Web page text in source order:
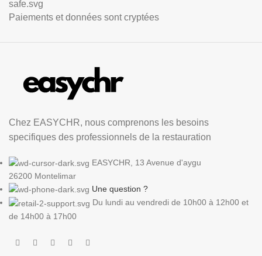
Paiements et données sont cryptées
Chez EASYCHR, nous comprenons les besoins
specifiques des professionnels de la restauration
EASYCHR, 13 Avenue d'aygu
26200 Montelimar
Une question ?
Du lundi au vendredi de 10h00 à 12h00 et
de 14h00 à 17h00